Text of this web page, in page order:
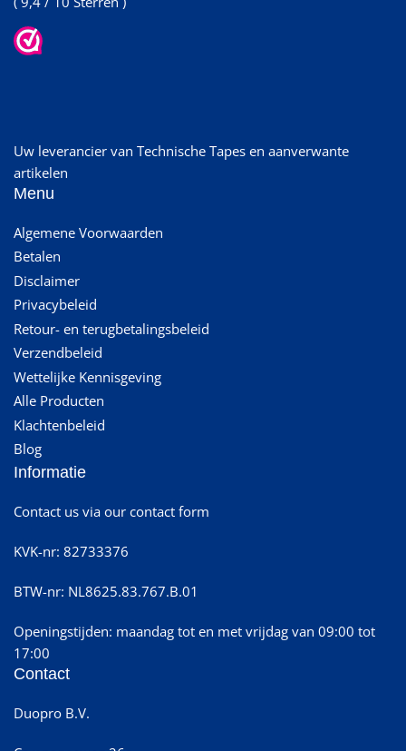
Uw leverancier van Technische Tapes en aanverwante
artikelen
Menu
Algemene Voorwaarden
Betalen
Disclaimer
Privacybeleid
Retour- en terugbetalingsbeleid
Verzendbeleid
Wettelijke Kennisgeving
Alle Producten
Klachtenbeleid
Blog
Informatie
Contact us via our contact form
KVK-nr: 82733376
BTW-nr: NL8625.83.767.B.01
Openingstijden: maandag tot en met vrijdag van 09:00 tot
17:00
Contact
Duopro B.V.